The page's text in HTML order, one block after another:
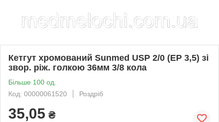
Кетгут хромований Sunmed USP 2/0 (EP 3,5) зі
звор. ріж. голкою 36мм 3/8 кола
Більше 100 од.
Код: 00000061520
Роздріб
35,05 ₴